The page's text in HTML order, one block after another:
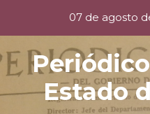
content
07 de agosto
Estado